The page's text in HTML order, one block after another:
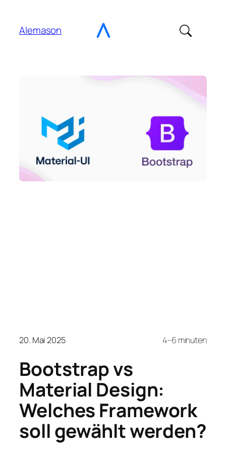
Content
Alemason
20. Mai 2025 4–6 minuten
Bootstrap vs
Material Design:
Welches Framework
soll gewählt werden?